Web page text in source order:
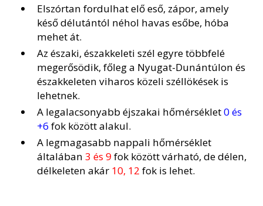
Elszórtan fordulhat elő eső, zápor, amely
késő délutántól néhol havas esőbe, hóba
mehet át.
Az északi, északkeleti szél egyre többfelé
megerősödik, főleg a Nyugat-Dunántúlon és
északkeleten viharos közeli széllökések is
lehetnek.
A legalacsonyabb éjszakai hőmérséklet0 és
+6 fok között alakul.
A legmagasabb nappali hőmérséklet
általában 3 és 9fok között várható, de délen,
délkeleten akár 10, 12 fok is lehet.